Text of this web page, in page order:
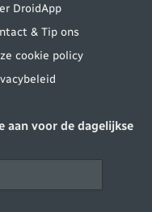
DroidApp
& Tip ons
cookie policy
aan voor de dagelijkse